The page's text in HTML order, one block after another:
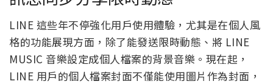
LINE 這些年不停強化用戶使用體驗，尤其是在個人風
格的功能展現方面，除了能發送限時動態、將 LINE
MUSIC 音樂設定成個人檔案的背景音樂。現在起，
LINE 用戶的個人檔案封面不僅能使用圖片作為封面，